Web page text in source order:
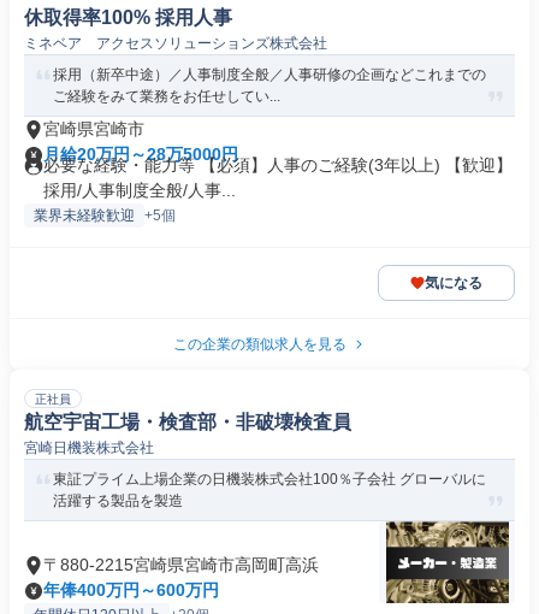
休取得率100% 採用人事
ミネベア アクセスソリューションズ株式会社
採用（新卒中途）／人事制度全般／人事研修の企画などこれまでの
ご経験をみて業務をお任せしてい...
宮崎県宮崎市
月給20万円～28万5000円
必要な経験・能力等 【必須】人事のご経験(3年以上) 【歓迎】
採用/人事制度全般/人事...
業界未経験歓迎 +5個
気になる
この企業の類似求人を見る
正社員
航空宇宙工場・検査部・非破壊検査員
宮崎日機装株式会社
東証プライム上場企業の日機装株式会社100％子会社 グローバルに
活躍する製品を製造
〒880-2215宮崎県宮崎市高岡町高浜
年俸400万円～600万円